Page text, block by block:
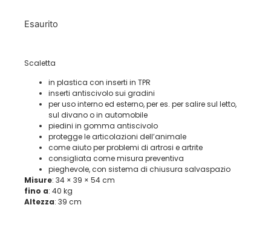
Esaurito
Scaletta
in plastica con inserti in TPR
inserti antiscivolo sui gradini
per uso interno ed esterno, per es. per salire sul letto,
sul divano o in automobile
piedini in gomma antiscivolo
protegge le articolazioni dell’animale
come aiuto per problemi di artrosi e artrite
consigliata come misura preventiva
pieghevole, con sistema di chiusura salvaspazio
Misure: 34 × 39 × 54 cm
fino a: 40 kg
Altezza: 39 cm